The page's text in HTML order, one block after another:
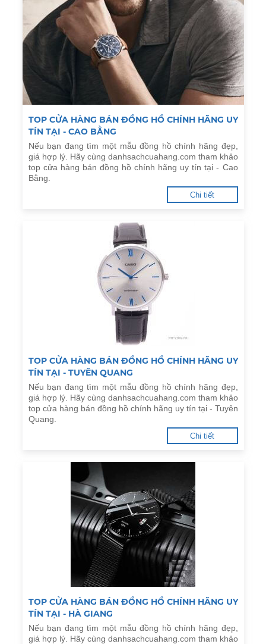
TOP CỬA HÀNG BÁN ĐỒNG HỒ CHÍNH HÃNG UY
TÍN TẠI - CAO BẰNG
Nếu bạn đang tìm một mẫu đồng hồ chính hãng đẹp,
giá hợp lý. Hãy cùng danhsachcuahang.com tham khảo
top cửa hàng bán đồng hồ chính hãng uy tín tại - Cao
Bằng.
Chi tiết
TOP CỬA HÀNG BÁN ĐỒNG HỒ CHÍNH HÃNG UY
TÍN TẠI - TUYÊN QUANG
Nếu bạn đang tìm một mẫu đồng hồ chính hãng đẹp,
giá hợp lý. Hãy cùng danhsachcuahang.com tham khảo
top cửa hàng bán đồng hồ chính hãng uy tín tại - Tuyên
Quang.
Chi tiết
TOP CỬA HÀNG BÁN ĐỒNG HỒ CHÍNH HÃNG UY
TÍN TẠI - HÀ GIANG
Nếu bạn đang tìm một mẫu đồng hồ chính hãng đẹp,
giá hợp lý. Hãy cùng danhsachcuahang.com tham khảo